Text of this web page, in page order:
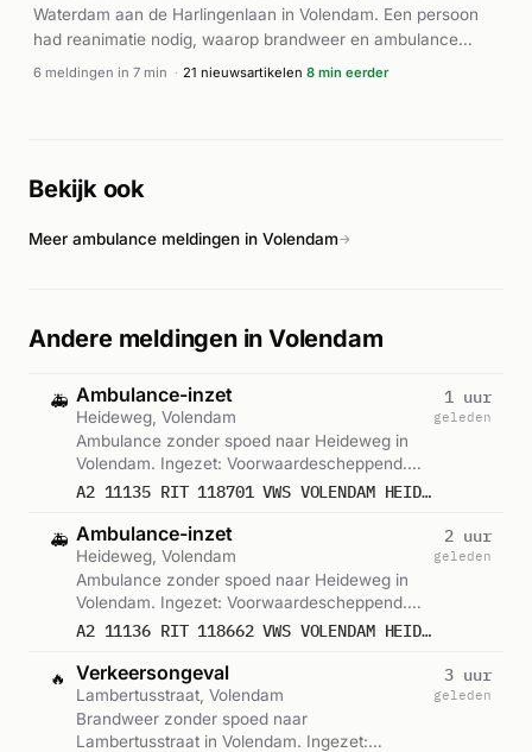
Waterdam aan de Harlingenlaan in Volendam. Een persoon
had reanimatie nodig, waarop brandweer en ambulance
massaal ter plaatse rukten. Ook een traumahelikopter werd
reanimatiehandelingen uit.
6 meldingen in 7 min · 21 nieuwsartikelen 8 min eerder
Bekijk ook
Meer ambulance meldingen in Volendam→
Andere meldingen in Volendam
🚑 Ambulance-inzet
Heideweg, Volendam
Ambulance zonder spoed naar Heideweg in
Volendam. Ingezet: Voorwaardescheppend.
Gemeld om 09:35.
A2 11135 RIT 118701 VWS VOLENDAM HEIDEWEG VOLENDAM
1 uur
geleden
🚑 Ambulance-inzet
Heideweg, Volendam
Ambulance zonder spoed naar Heideweg in
Volendam. Ingezet: Voorwaardescheppend.
Gemeld om 08:01.
A2 11136 RIT 118662 VWS VOLENDAM HEIDEWEG VOLENDAM
2 uur
geleden
🔥 Verkeersongeval
Lambertusstraat, Volendam
Brandweer zonder spoed naar
Lambertusstraat in Volendam. Ingezet:
3 uur
geleden